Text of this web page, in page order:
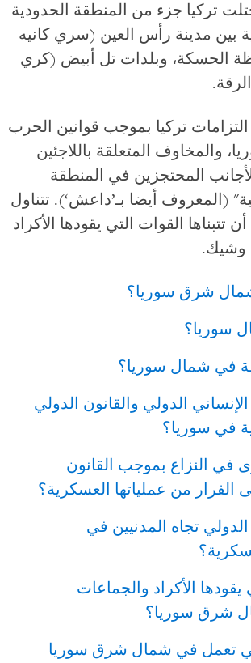
تركيا جزء من المنطقة الحدودية
بين مدينة رأس العين (سري كانيه
الحسكة، وبلدات تل أبيض (كري
التزامات تركيا بموجب قوانين الحرب
والمخاوف المتعلقة باللاجئين
المحتجزين في المنطقة
(المعروف أيضا بـ’داعش‘). تتناول
تتبناها القوات التي يقودها الأكراد
وشيك.
شمال شرق سوريا؟
سوريا؟
في شمال سوريا؟
الدولي والقانون الدولي
في سوريا؟
في النزاع بموجب القانون
الفرار من عملياتها العسكرية؟
تجاه المدنيين في
الأكراد والجماعات
شرق سوريا؟
تعمل في شمال شرق سوريا